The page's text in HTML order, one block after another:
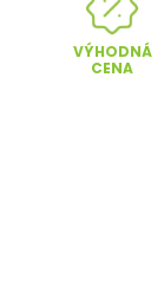
VÝHODNÁ
CENA